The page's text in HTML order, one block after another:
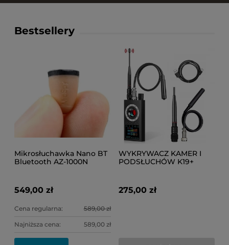
Bestsellery
Mikrosłuchawka Nano BT
Bluetooth AZ-1000N
549,00 zł
Cena regularna: 589,00 zł
Najniższa cena: 589,00 zł
WYKRYWACZ KAMER I
PODSŁUCHÓW K19+
275,00 zł